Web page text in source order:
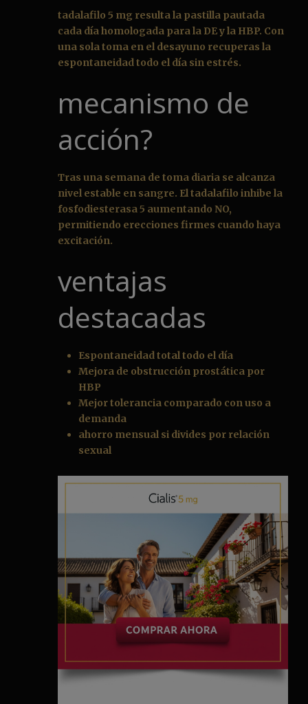
tadalafilo 5 mg resulta la pastilla pautada
cada día homologada para la DE y la HBP. Con
una sola toma en el desayuno recuperas la
espontaneidad todo el día sin estrés.
mecanismo de
acción?
Tras una semana de toma diaria se alcanza
nivel estable en sangre. El tadalafilo inhibe la
fosfodiesterasa 5 aumentando NO,
permitiendo erecciones firmes cuando haya
excitación.
ventajas
destacadas
Espontaneidad total todo el día
Mejora de obstrucción prostática por
HBP
Mejor tolerancia comparado con uso a
demanda
ahorro mensual si divides por relación
sexual